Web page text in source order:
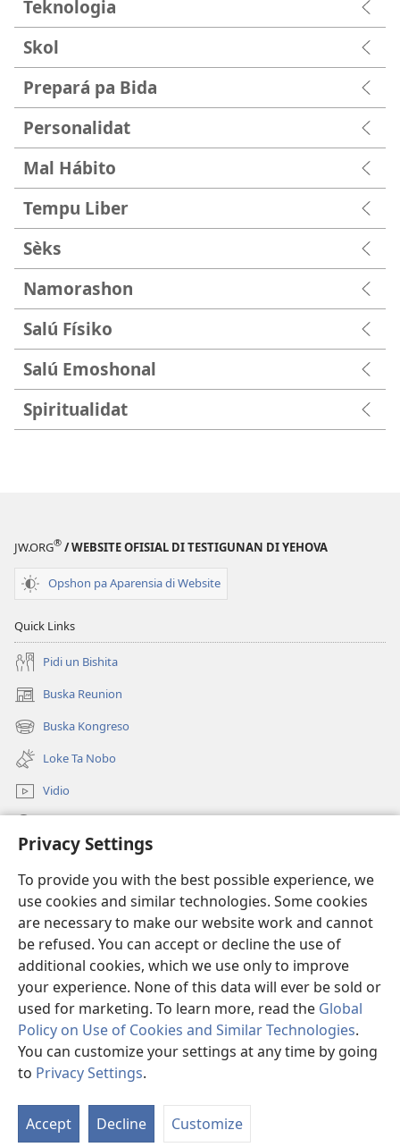
Privacy Settings
To provide you with the best possible experience, we
use cookies and similar technologies. Some cookies
are necessary to make our website work and cannot
be refused. You can accept or decline the use of
additional cookies, which we use only to improve
your experience. None of this data will ever be sold or
used for marketing. To learn more, read the Global
Policy on Use of Cookies and Similar Technologies.
You can customize your settings at any time by going
to Privacy Settings.
Accept Decline Customize
Teknologia
Skol
Prepará pa Bida
Personalidat
Mal Hábito
Tempu Liber
Sèks
Namorashon
Salú Físiko
Salú Emoshonal
Spiritualidat
JW.ORG® / WEBSITE OFISIAL DI TESTIGUNAN DI YEHOVA
Opshon pa Aparensia di Website
Quick Links
Pidi un Bishita
Buska Reunion
(opens
new
window)
Buska Kongreso
(opens
new
window)
Loke Ta Nobo
Vidio
(opens
window)BIBLIOTEKA ONLINE Watchtower™
(opens
new
window)JW Hub ®
(opens
new
window)
Copyright© 2026 Watch Tower Bible and Tract Society of Pennsylvania.
KONDISHONNAN DI USO